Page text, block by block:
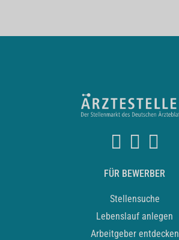
FÜR BEWERBER
Stellensuche
Lebenslauf anlegen
Arbeitgeber entdecken